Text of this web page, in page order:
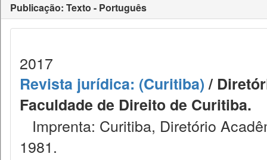
Publicação: Texto - Português
2017
Revista jurídica: (Curitiba)/
Faculdade de Direito de Curitiba.
Imprenta: Curitiba, Diretório
1981.